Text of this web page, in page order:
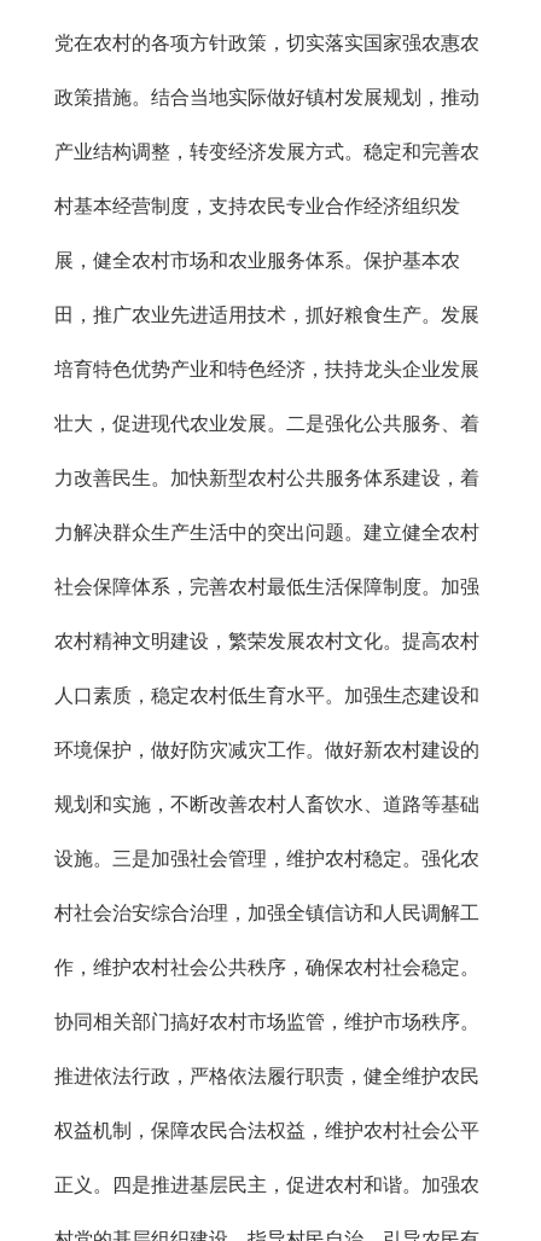
党在农村的各项方针政策，切实落实国家强农惠农
政策措施。结合当地实际做好镇村发展规划，推动
产业结构调整，转变经济发展方式。稳定和完善农
村基本经营制度，支持农民专业合作经济组织发
展，健全农村市场和农业服务体系。保护基本农
田，推广农业先进适用技术，抓好粮食生产。发展
培育特色优势产业和特色经济，扶持龙头企业发展
壮大，促进现代农业发展。二是强化公共服务、着
力改善民生。加快新型农村公共服务体系建设，着
力解决群众生产生活中的突出问题。建立健全农村
社会保障体系，完善农村最低生活保障制度。加强
农村精神文明建设，繁荣发展农村文化。提高农村
人口素质，稳定农村低生育水平。加强生态建设和
环境保护，做好防灾减灾工作。做好新农村建设的
规划和实施，不断改善农村人畜饮水、道路等基础
设施。三是加强社会管理，维护农村稳定。强化农
村社会治安综合治理，加强全镇信访和人民调解工
作，维护农村社会公共秩序，确保农村社会稳定。
协同相关部门搞好农村市场监管，维护市场秩序。
推进依法行政，严格依法履行职责，健全维护农民
权益机制，保障农民合法权益，维护农村社会公平
正义。四是推进基层民主，促进农村和谐。加强农